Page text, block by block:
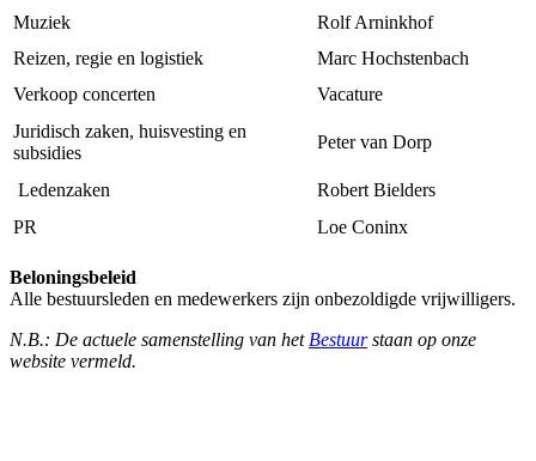
Muziek
Rolf Arninkhof
Reizen, regie en logistiek
Marc Hochstenbach
Verkoop concerten
Vacature
Juridisch zaken, huisvesting en
subsidies
Peter van Dorp
Ledenzaken
Robert Bielders
PR
Loe Coninx
Beloningsbeleid
Alle bestuursleden en medewerkers zijn onbezoldigde vrijwilligers.
N.B.: De actuele samenstelling van het Bestuurstaan op onze
website vermeld.